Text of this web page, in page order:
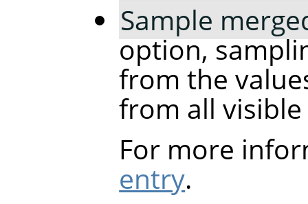
Sample
option,
from the
from all visible
For more
entry.